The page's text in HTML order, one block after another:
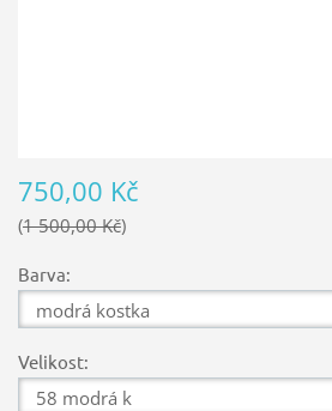
750,00 Kč
1 500,00 Kč
Barva:
Velikost: